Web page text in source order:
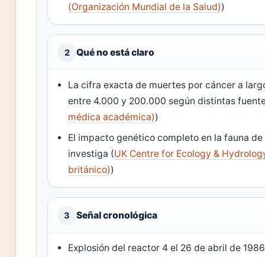
(Organización Mundial de la Salud))
2 Qué no está claro
La cifra exacta de muertes por cáncer a
entre 4.000 y 200.000 según distintas
médica académica))
El impacto genético completo en la fauna
investiga (UK Centre for Ecology &
británico))
3 Señal cronológica
Explosión del reactor 4 el 26 de abril de